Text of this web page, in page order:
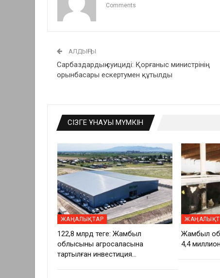
Comments
АЛДЫҢҒЫ
Сарбаздардың суициді: Қорғаныс министрінің
орынбасары ескертумен құтылды
СІЗГЕ ҰНАУЫ МҮМКІН
ЖАҢАЛЫҚТАР
122,8 млрд теңге: Жамбыл
облысының агросаласына
тартылған инвестиция…
Жамбыл
4,4